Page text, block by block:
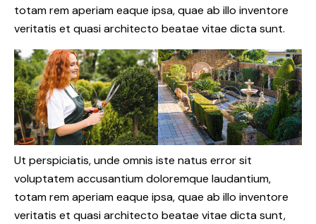
totam rem aperiam eaque ipsa, quae ab illo inventore
veritatis et quasi architecto beatae vitae dicta sunt.
Ut perspiciatis, unde omnis iste natus error sit
voluptatem accusantium doloremque laudantium,
totam rem aperiam eaque ipsa, quae ab illo inventore
veritatis et quasi architecto beatae vitae dicta sunt,